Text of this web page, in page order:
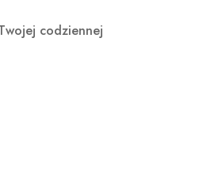
codziennej